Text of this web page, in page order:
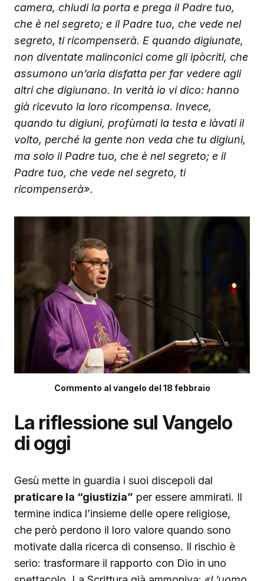
camera, chiudi la porta e prega il Padre tuo,
che è nel segreto; e il Padre tuo, che vede nel
segreto, ti ricompenserà. E quando digiunate,
non diventate malinconici come gli ipòcriti, che
assumono un’aria disfatta per far vedere agli
altri che digiunano. In verità io vi dico: hanno
già ricevuto la loro ricompensa. Invece,
quando tu digiuni, profùmati la testa e làvati il
volto, perché la gente non veda che tu digiuni,
ma solo il Padre tuo, che è nel segreto; e il
Padre tuo, che vede nel segreto, ti
ricompenserà».
Commento al vangelo del 18 febbraio
La riflessione sul Vangelo
di oggi
Gesù mette in guardia i suoi discepoli dal
praticare la “giustizia” per essere ammirati. Il
termine indica l’insieme delle opere religiose,
che però perdono il loro valore quando sono
motivate dalla ricerca di consenso. Il rischio è
serio: trasformare il rapporto con Dio in uno